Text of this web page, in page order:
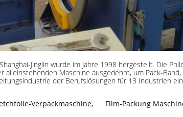
Jinglin wurde im Jahre 1998 hergestellt. Die
alleinstehenden Maschine ausgedehnt, um Pack-
der Berufslösungen für 13 Industrien
Verpackmaschine, Film-Packung